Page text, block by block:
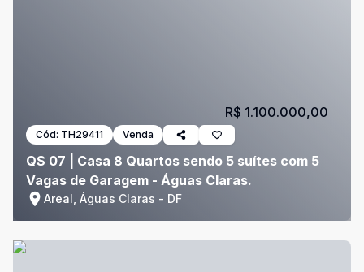
Cód: TH29411 Venda
QS 07 | Casa 8 Quartos sendo 5 suítes com 5
Vagas de Garagem - Águas Claras.
Areal, Águas Claras - DF
R$ 1.100.000,00